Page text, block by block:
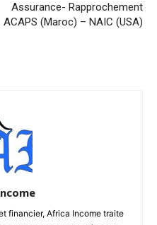
Assurance- Rapprochement
ACAPS (Maroc) – NAIC (USA)
financier, Africa Income traite